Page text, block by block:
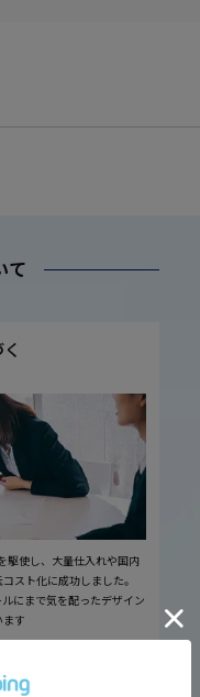
て
駆使し、大量仕入れや国内
スト化に成功しました。
にまで気を配ったデザイン
す
く